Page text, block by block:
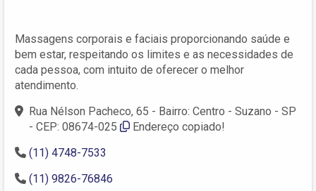
Massagens corporais e faciais proporcionando saúde e
bem estar, respeitando os limites e as necessidades de
cada pessoa, com intuito de oferecer o melhor
atendimento.
Rua Nélson Pacheco, 65 - Bairro: Centro - Suzano - SP
- CEP: 08674-025
Endereço copiado!
(11) 4748-7533
(11) 9826-76846